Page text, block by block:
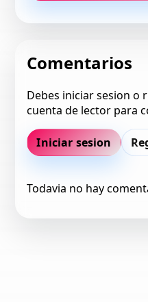
Comentarios
Debes iniciar sesion o
cuenta de lector para
Iniciar sesion
Todavia no hay